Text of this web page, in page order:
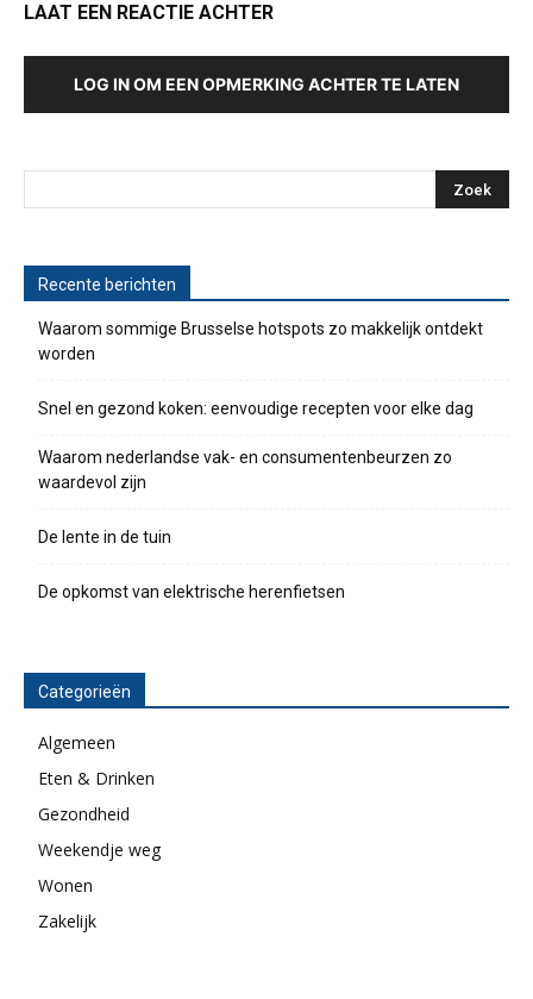
LAAT EEN REACTIE ACHTER
LOG IN OM EEN OPMERKING ACHTER TE LATEN
Recente berichten
Waarom sommige Brusselse hotspots zo makkelijk ontdekt
worden
Snel en gezond koken: eenvoudige recepten voor elke dag
Waarom nederlandse vak- en consumentenbeurzen zo
waardevol zijn
De lente in de tuin
De opkomst van elektrische herenfietsen
Categorieën
Algemeen
Eten & Drinken
Gezondheid
Weekendje weg
Wonen
Zakelijk